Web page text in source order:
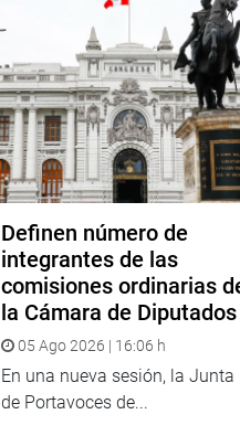
Definen número de
integrantes de las
comisiones ordinarias
la Cámara de Diputados
05 Ago 2026 | 16:06 h
En una nueva sesión, la Junta
de Portavoces de...